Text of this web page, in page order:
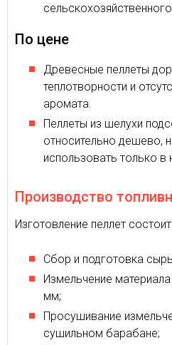
По цене
Древесные пеллеты
теплотворности и
аромата.
Пеллеты из шелухи
относительно дешево,
использовать только в
Производство
Изготовление пеллет
Сбор и подготовка
Измельчение
мм;
Просушивание
сушильном барабане;